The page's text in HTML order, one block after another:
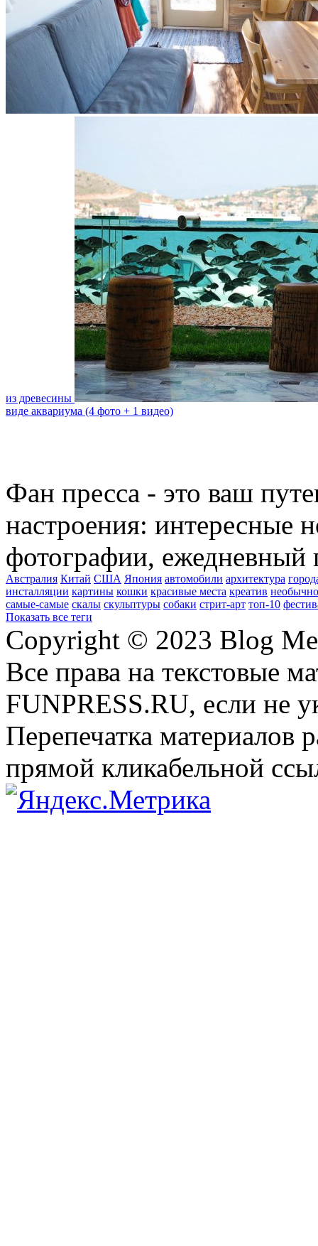
из древесины
виде аквариума (4 фото + 1 видео)
Фан пресса - это ваш
настроения: интересные
фотографии, ежедневный
Австралия Китай США Япония автомобили архитектура
инсталляции картины кошки красивые места креатив
самые-самые скалы скульптуры собаки стрит-арт топ-10
Показать все теги
Copyright © 2023 Blog
Все права на текстовые
FUNPRESS.RU, если не
Перепечатка материалов
прямой кликабельной